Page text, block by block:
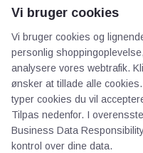
AOT
Om os
Vi bruger cookies
Vi bruger cookies og
personlig
analysere vores webtrafik.
ønsker at tillade alle
typer cookies du vil
Tilpas nedenfor. I
Business Data
kontrol over dine data.